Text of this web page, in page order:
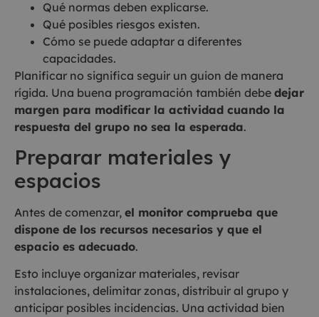
Qué normas deben explicarse.
Qué posibles riesgos existen.
Cómo se puede adaptar a diferentes
capacidades.
Planificar no significa seguir un guion de manera
rígida. Una buena programación también debe dejar
margen para modificar la actividad cuando la
respuesta del grupo no sea la esperada.
Preparar materiales y
espacios
Antes de comenzar, el monitor comprueba que
dispone de los recursos necesarios y que el
espacio es adecuado.
Esto incluye organizar materiales, revisar
instalaciones, delimitar zonas, distribuir al grupo y
anticipar posibles incidencias. Una actividad bien